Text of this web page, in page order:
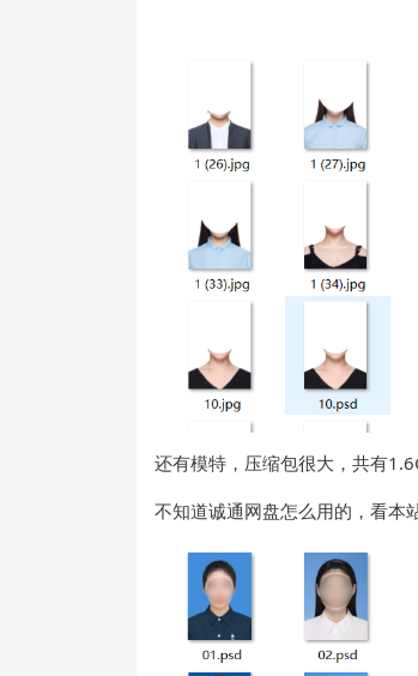
还有模特，压缩包很大，共有
不知道诚通网盘怎么用的，看本